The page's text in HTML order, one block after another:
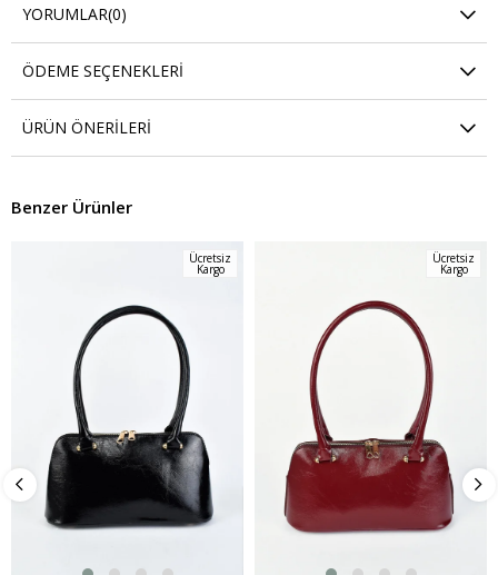
YORUMLAR(0)
ÖDEME SEÇENEKLERI
ÜRÜN ÖNERILERI
Benzer Ürünler
Ücretsiz
Kargo
Ücretsiz
Kargo